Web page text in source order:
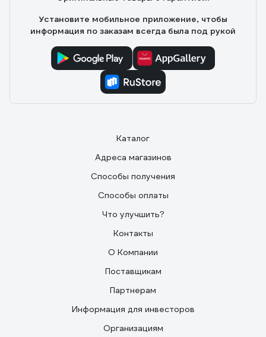
Установите мобильное приложение, чтобы
информация по заказам всегда была под рукой
Каталог
Адреса магазинов
Способы получения
Способы оплаты
Что улучшить?
Контакты
О Компании
Поставщикам
Партнерам
Информация для инвесторов
Организациям